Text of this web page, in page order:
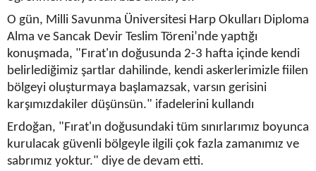
O gün, Milli Savunma Üniversitesi Harp Okulları Diploma
Alma ve Sancak Devir Teslim Töreni’nde yaptığı
konuşmada, "Fırat'ın doğusunda 2-3 hafta içinde kendi
belirlediğimiz şartlar dahilinde, kendi askerlerimizle fiilen
bölgeyi oluşturmaya başlamazsak, varsın gerisini
karşımızdakiler düşünsün." ifadelerini kullandı
Erdoğan, "Fırat'ın doğusundaki tüm sınırlarımız boyunca
kurulacak güvenli bölgeyle ilgili çok fazla zamanımız ve
sabrımız yoktur." diye de devam etti.